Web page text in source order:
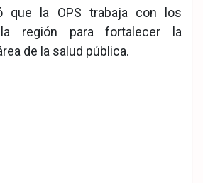
que la OPS trabaja con los
región para fortalecer la
de la salud pública.